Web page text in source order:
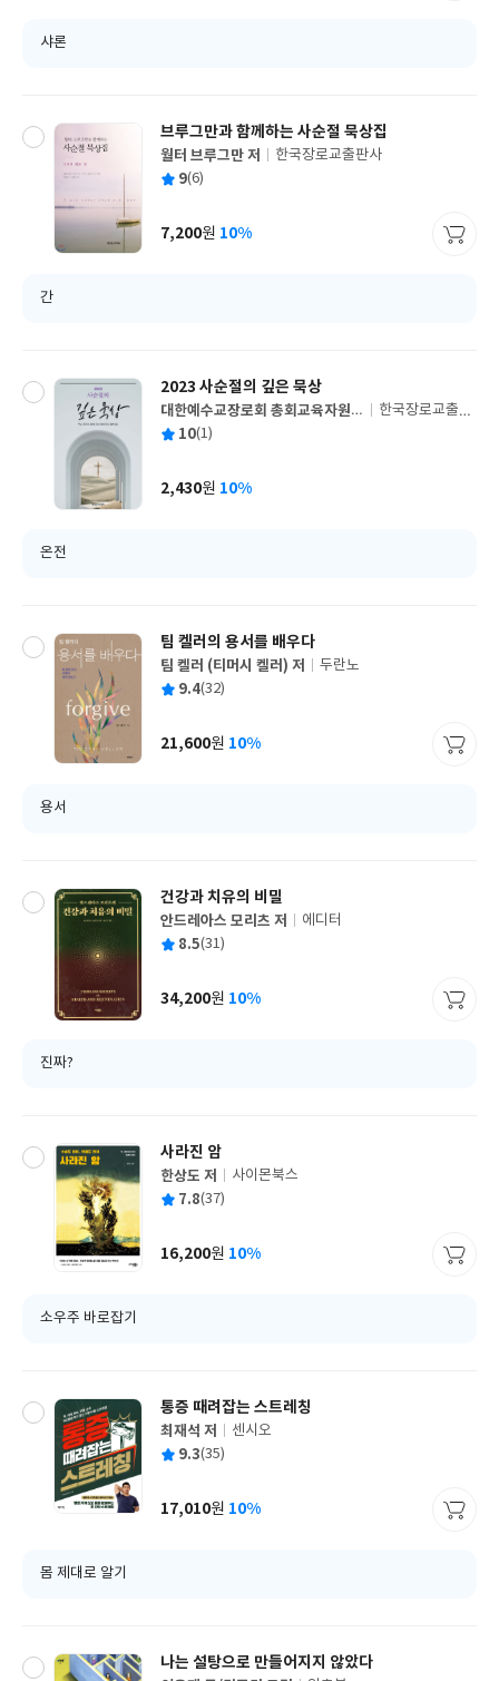
샤론
브루그만과 함께하는 사순절 묵상집
글
쓴
월터 브루그만 저
출
사
한국장로교출판사
평 9(6)
가
7,200원 10%
간
2023 사순절의 깊은 묵상
글
쓴
대한예수교장로회 총회교육자원부
저
출
사
한국장로교출판
평 10(1)
가
2,430원 10%
온전
팀 켈러의 용서를 배우다
글
쓴
팀 켈러 (티머시 켈러) 저
출
사
두란노
평 9.4(32)
가
21,600원 10%
용서
건강과 치유의 비밀
글
쓴
안드레아스 모리츠 저
출
사
에디터
평 8.5(31)
가
34,200원 10%
진짜?
사라진 암
글
쓴
한상도 저
출
사
사이몬북스
평 7.8(37)
가
16,200원 10%
소우주 바로잡기
통증 때려잡는 스트레칭
글
쓴
최재석 저
출
사
센시오
평 9.3(35)
가
17,010원 10%
몸 제대로 알기
나는 설탕으로 만들어지지 않았다